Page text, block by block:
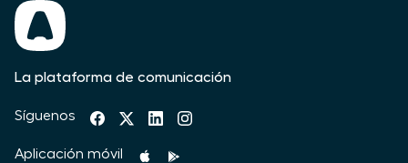
La plataforma de comunicación
Síguenos
Aplicación móvil